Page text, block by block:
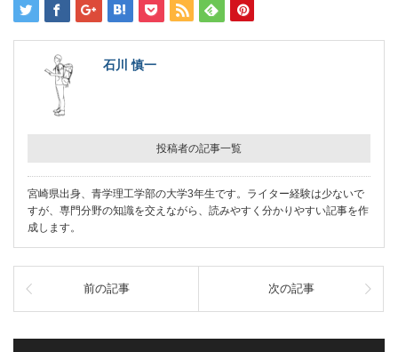
石川 慎一
投稿者の記事一覧
宮崎県出身、青学理工学部の大学3年生です。ライター経験は少ないで
すが、専門分野の知識を交えながら、読みやすく分かりやすい記事を作
成します。
前の記事 次の記事